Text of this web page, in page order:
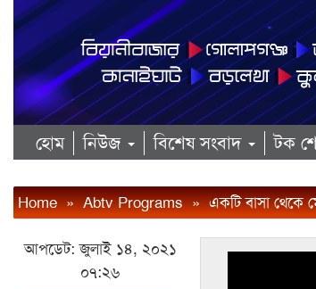
হোম নিউজ বিশেষ সংবাদ টক
Home » Abtv Programs » একটি বাসা থেকে
আপডেট: জুলাই ১৪, ২০২১
০৭:২৬